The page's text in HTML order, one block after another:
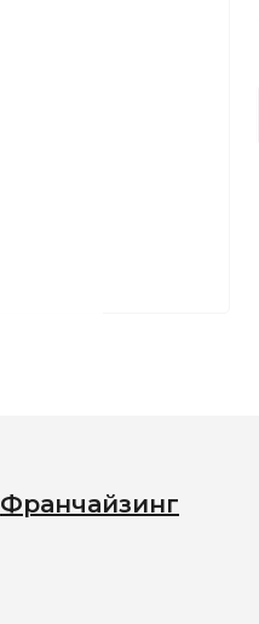
Франчайзинг